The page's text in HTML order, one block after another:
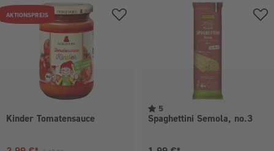
AKTIONSPREIS
Kinder Tomatensauce
5
Spaghettini Semola, no.3